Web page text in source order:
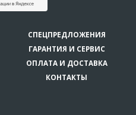
СПЕЦПРЕДЛОЖЕНИЯ
ГАРАНТИЯ И СЕРВИС
ОПЛАТА И ДОСТАВКА
КОНТАКТЫ